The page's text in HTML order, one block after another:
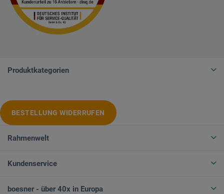
Produktkategorien
BESTELLUNG WIDERRUFEN
Rahmenwelt
Kundenservice
boesner - über 40x in Europa